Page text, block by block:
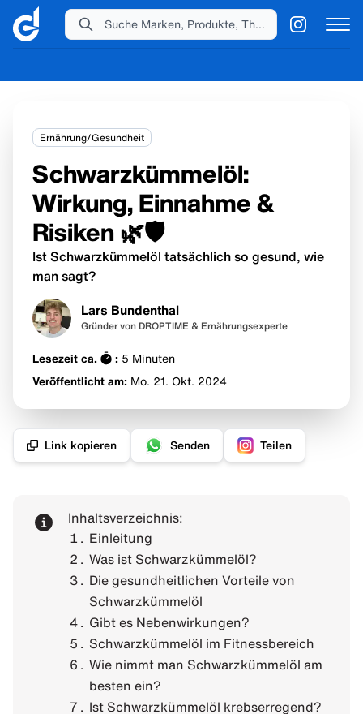
Ernährung/Gesundheit
Schwarzkümmelöl:
Wirkung, Einnahme &
Risiken 🌿🛡️
Ist Schwarzkümmelöl tatsächlich so gesund, wie
man sagt?
Lars Bundenthal
Gründer von DROPTIME & Ernährungsexperte
Lesezeit ca. : 5 Minuten
Veröffentlicht am: Mo. 21. Okt. 2024
Link kopieren Senden Teilen
Inhaltsverzeichnis:
Einleitung
Was ist Schwarzkümmelöl?
Die gesundheitlichen Vorteile von
Schwarzkümmelöl
Gibt es Nebenwirkungen?
Schwarzkümmelöl im Fitnessbereich
Wie nimmt man Schwarzkümmelöl am
besten ein?
Ist Schwarzkümmelöl krebserregend?